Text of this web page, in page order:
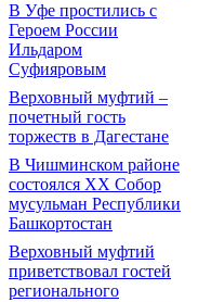
В Уфе простились с
Героем России
Ильдаром
Суфияровым
Верховный муфтий –
почетный гость
торжеств в Дагестане
В Чишминском районе
состоялся XX Собор
мусульман Республики
Башкортостан
Верховный муфтий
приветствовал гостей
регионального